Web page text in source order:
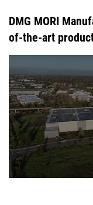
DMG MORI
of-the-art